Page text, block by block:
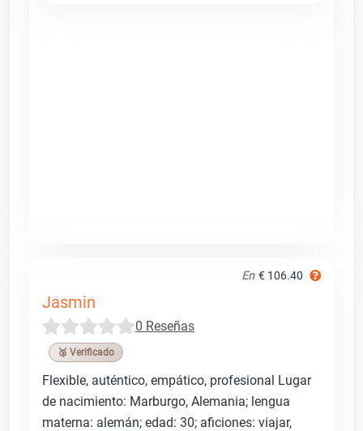
En € 106.40
Jasmin
0 Reseñas
🥉 Verificado
Flexible, auténtico, empático, profesional Lugar
de nacimiento: Marburgo, Alemania; lengua
materna: alemán; edad: 30; aficiones: viajar,